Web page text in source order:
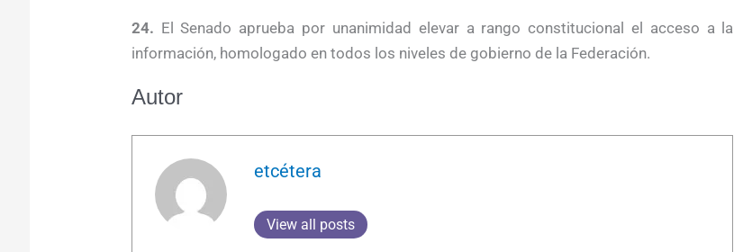
24. El Senado aprueba por unanimidad elevar a rango constitucional el acceso a la
información, homologado en todos los niveles de gobierno de la Federación.
Autor
etcétera
View all posts